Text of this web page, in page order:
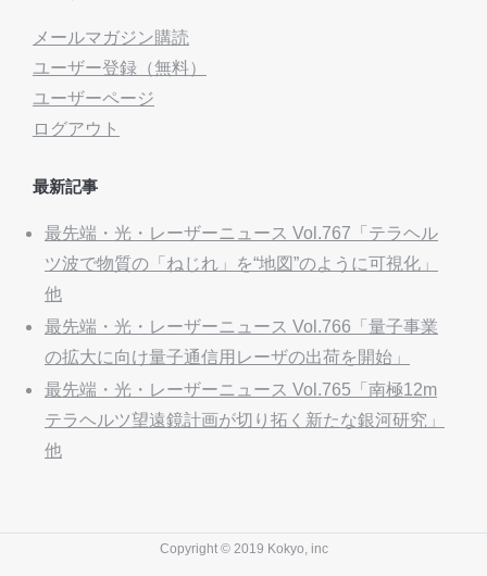
メールマガジン購読
ユーザー登録（無料）
ユーザーページ
ログアウト
最新記事
最先端・光・レーザーニュース Vol.767「テラヘル
ツ波で物質の「ねじれ」を“地図”のように可視化」
他
最先端・光・レーザーニュース Vol.766「量子事業
の拡大に向け量子通信用レーザの出荷を開始」
最先端・光・レーザーニュース Vol.765「南極12m
テラヘルツ望遠鏡計画が切り拓く新たな銀河研究」
他
Copyright © 2019 Kokyo, inc